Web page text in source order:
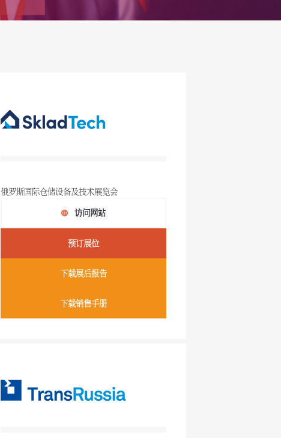
俄罗斯国际仓储设备及技术展览会
访问网站
预订展位
下载展后报告
下载销售手册